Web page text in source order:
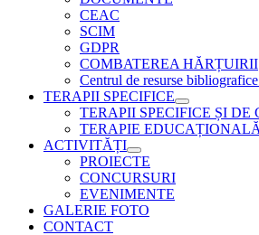
CEAC
SCIM
GDPR
COMBATEREA HĂRȚUIRII
Centrul de resurse
TERAPII SPECIFICE
TERAPII SPECIFICE ȘI DE
TERAPIE
ACTIVITĂȚI
PROIECTE
CONCURSURI
EVENIMENTE
GALERIE FOTO
CONTACT